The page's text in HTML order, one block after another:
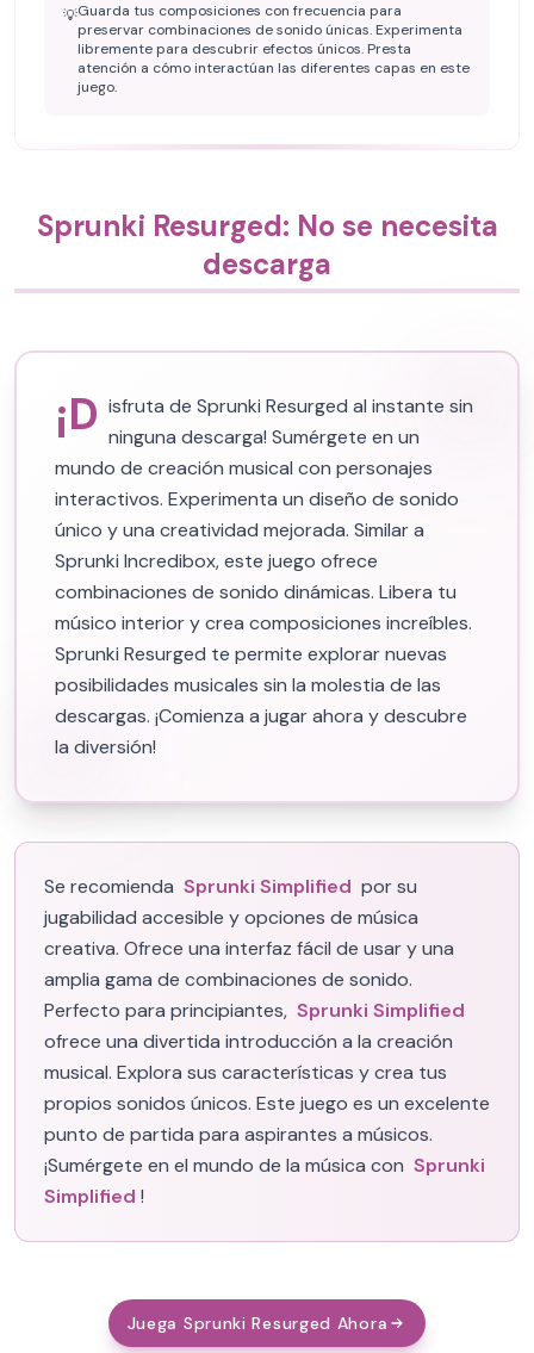
💡Guarda tus composiciones con frecuencia para
preservar combinaciones de sonido únicas. Experimenta
libremente para descubrir efectos únicos. Presta
atención a cómo interactúan las diferentes capas en este
juego.
Sprunki Resurged: No se necesita
descarga
¡D isfruta de Sprunki Resurged al instante sin
ninguna descarga! Sumérgete en un
mundo de creación musical con personajes
interactivos. Experimenta un diseño de sonido
único y una creatividad mejorada. Similar a
Sprunki Incredibox, este juego ofrece
combinaciones de sonido dinámicas. Libera tu
músico interior y crea composiciones increíbles.
Sprunki Resurged te permite explorar nuevas
posibilidades musicales sin la molestia de las
descargas. ¡Comienza a jugar ahora y descubre
la diversión!
Se recomienda Sprunki Simplified por su
jugabilidad accesible y opciones de música
creativa. Ofrece una interfaz fácil de usar y una
amplia gama de combinaciones de sonido.
Perfecto para principiantes, Sprunki Simplified
ofrece una divertida introducción a la creación
musical. Explora sus características y crea tus
propios sonidos únicos. Este juego es un excelente
punto de partida para aspirantes a músicos.
¡Sumérgete en el mundo de la música con Sprunki
Simplified !
Juega Sprunki Resurged Ahora